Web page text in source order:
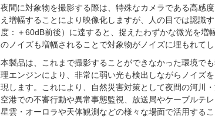
夜間に対象物を撮影する際は、特殊なカメラである高感
え増幅することにより映像化しますが、人の目では認識
度：＋60dB前後）に達すると、捉えたわずかな微光を
のノイズも増幅されることで対象物がノイズに埋もれて
本製品は、これまで撮影することができなかった環境で
理エンジンにより、非常に弱い光も検出しながらノイズ
現します。これにより、自然災害対策として夜間の河川
空港での不審行動や異常事態監視、放送局やケーブルテ
星雲・オーロラや天体観測などの様々な場面で活用する